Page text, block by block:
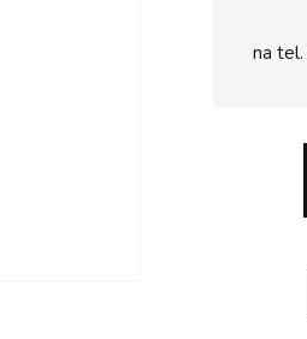
na tel.